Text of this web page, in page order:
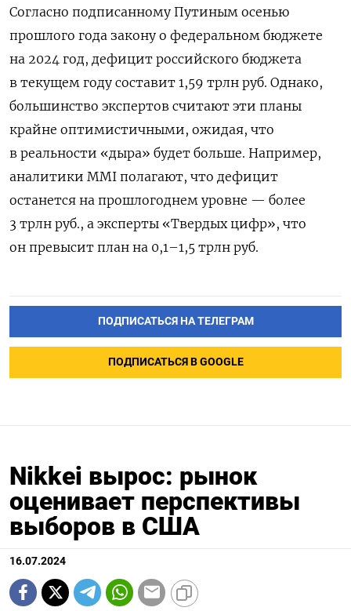
Согласно подписанному Путиным осенью
прошлого года закону о федеральном бюджете
на 2024 год, дефицит российского бюджета
в текущем году составит 1,59 трлн руб. Однако,
большинство экспертов считают эти планы
крайне оптимистичными, ожидая, что
в реальности «дыра» будет больше. Например,
аналитики MMI полагают, что дефицит
останется на прошлогоднем уровне — более
3 трлн руб., а эксперты «Твердых цифр», что
он превысит план на 0,1–1,5 трлн руб.
ПОДПИСАТЬСЯ НА ТЕЛЕГРАМ
ПОДПИСАТЬСЯ В GOOGLE
Nikkei вырос: рынок
оценивает перспективы
выборов в США
16.07.2024